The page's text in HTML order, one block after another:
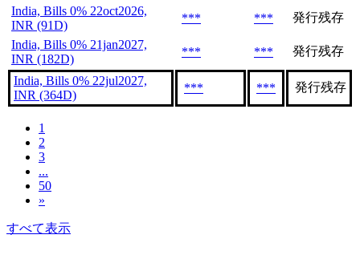
India, Bills 0% 22oct2026,
INR (91D)
*** ***
発行残存
India, Bills 0% 21jan2027,
INR (182D)
*** *** 発行残存
India, Bills 0% 22jul2027,
INR (364D)
*** *** 発行残存
1
2
3
...
50
»
すべて表示